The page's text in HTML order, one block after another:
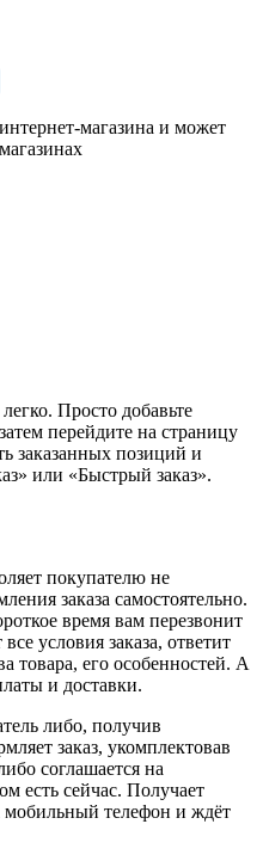
магазина и может
Просто добавьте
перейдите на страницу
заказанных позиций и
или «Быстрый заказ».
покупателю не
заказа самостоятельно.
время вам перезвонит
условия заказа, ответит
товара, его особенностей. А
и доставки.
либо, получив
заказ, укомплектовав
соглашается на
есть сейчас. Получает
мобильный телефон и ждёт